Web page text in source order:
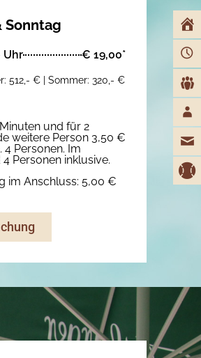
Sonntag
Uhr € 19,00*
512,- € | Sommer: 320,- €
und für 2
weitere Person 3,50 €
4 Personen. Im
Personen inklusive.
im Anschluss: 5,00 €